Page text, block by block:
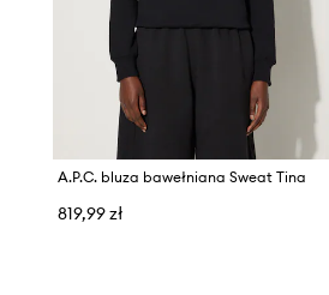
A.P.C. bluza bawełniana Sweat Tina
819,99 zł